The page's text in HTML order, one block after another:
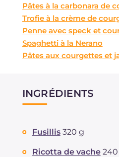
Pâtes à la carbonara de
Trofie à la crème de
Penne avec speck et
Spaghetti à la Nerano
Pâtes aux courgettes et
INGRÉDIENTS
Fusillis 320 g
Ricotta de vache